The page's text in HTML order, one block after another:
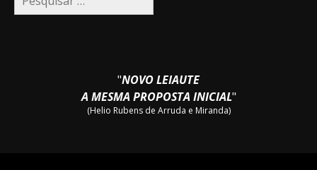
por:
"NOVO LEIAUTE
A MESMA PROPOSTA INICIAL"
(Helio Rubens de Arruda e Miranda)